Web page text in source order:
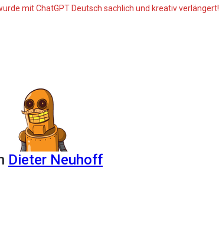
mit ChatGPT Deutsch sachlich und kreativ verlängert!
Dieter Neuhoff